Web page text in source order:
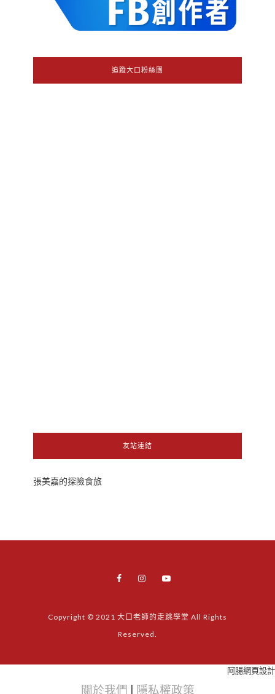
追蹤大口粉絲團
友站連結
張美嘉的探險食旅
Copyright © 2021 大口老師的走跳學堂 All Rights
Reserved.
阿腸網頁設計
關於我們 隱私權政策